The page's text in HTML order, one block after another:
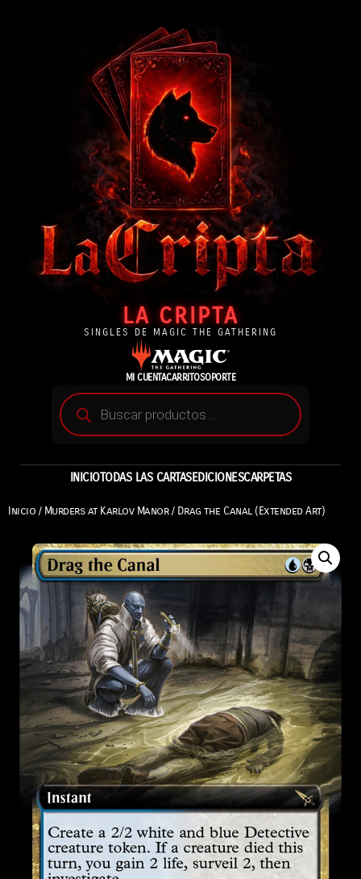
LA CRIPTA
SINGLES DE MAGIC THE GATHERING
MI CUENTACARRITOSOPORTE
INICIOTODAS LAS CARTASEDICIONESCARPETAS
Inicio / Murders at Karlov Manor/ Drag the Canal (Extended Art)